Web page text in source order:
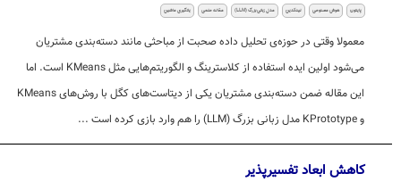
هوش مصنوعی لینکدین مدل زبانی بزرگ (LLM) مقاله علمی یادگیری ماشین
معمولا وقتی در حوزه‌ی تحلیل داده صحبت از مباحثی مانند دسته‌بندی مشتریان
می‌شود اولین ایده استفاده از کلاسترینگ و الگوریتم‌هایی مثل KMeans است. اما
این مقاله ضمن دسته‌بندی مشتریان یکی از دیتاست‌های کگل با روش‌های KMeans
کاهش ابعاد تفسیرپذیر